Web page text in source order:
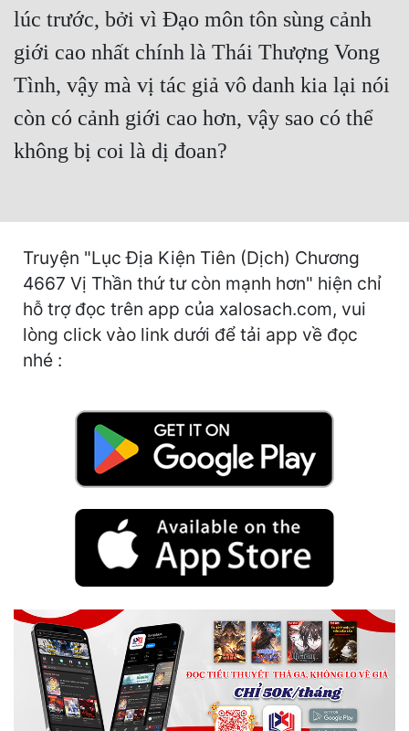
Mỹ Thực
Ngôn Tình
Ngược
Nữ Cường
Nữ Phụ
Phản Phái
Quan Trường
Quân Sự
Triều Đấu
Trùng Sinh
Trọng Sinh
lúc trước, bởi vì Đạo môn tôn sùng cảnh
giới cao nhất chính là Thái Thượng Vong
Tình, vậy mà vị tác giả vô danh kia lại nói
còn có cảnh giới cao hơn, vậy sao có thể
không bị coi là dị đoan?
Truyện "Lục Địa Kiện Tiên (Dịch) Chương
4667 Vị Thần thứ tư còn mạnh hơn" hiện chỉ
hỗ trợ đọc trên app của xalosach.com, vui
lòng click vào link dưới để tải app về đọc
nhé :